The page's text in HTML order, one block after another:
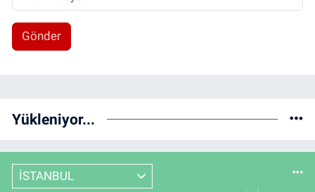
Gönder
Yükleniyor...
İSTANBUL